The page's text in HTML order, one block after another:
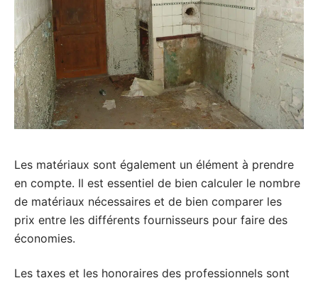
Les matériaux sont également un élément à prendre
en compte. Il est essentiel de bien calculer le nombre
de matériaux nécessaires et de bien comparer les
prix entre les différents fournisseurs pour faire des
économies.
Les taxes et les honoraires des professionnels sont